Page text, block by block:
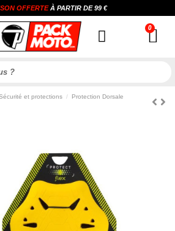
OFFERTEÀ PARTIR DE99 €
et protections
Protection Dorsale